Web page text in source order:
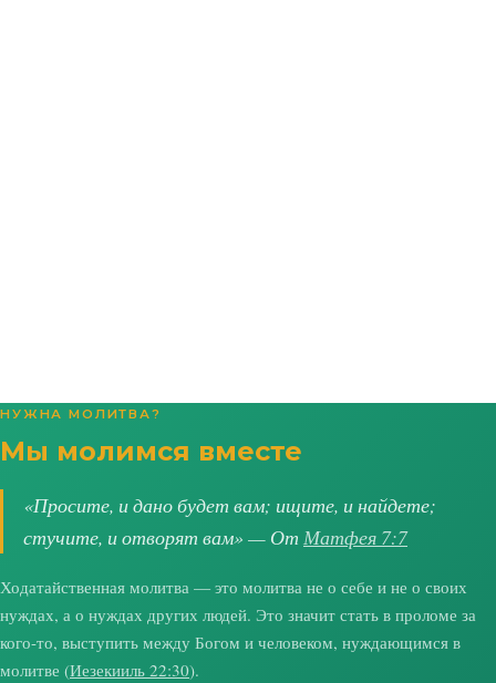
НУЖНА МОЛИТВА?
Мы молимся вместе
«Просите, и дано будет вам; ищите, и найдете;
стучите, и отворят вам» — От Матфея 7:7
Ходатайственная молитва — это молитва не о себе и не о своих
нуждах, а о нуждах других людей. Это значит стать в проломе за
кого-то, выступить между Богом и человеком, нуждающимся в
молитве (Иезекииль 22:30).